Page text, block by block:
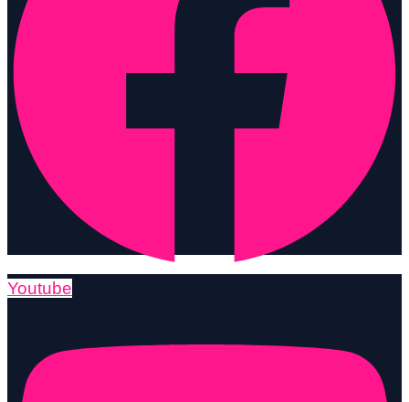
Youtube